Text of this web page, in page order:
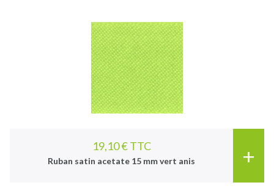
19,10 € TTC
Ruban satin acetate 15 mm vert anis +